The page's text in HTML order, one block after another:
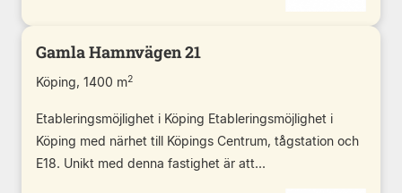
Gamla Hamnvägen 21
Köping, 1400 m2
Etableringsmöjlighet i Köping Etableringsmöjlighet i
Köping med närhet till Köpings Centrum, tågstation och
E18. Unikt med denna fastighet är att...